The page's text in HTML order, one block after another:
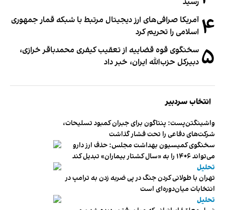
۴ آمریکا صرافی‌های ارز دیجیتال مرتبط با شبکه قمار جمهوری
اسلامی را تحریم کرد
۵ سخنگوی قوه قضاییه از تعقیب کیفری محمدباقر خرازی،
دبیر‌کل حزب‌الله ایران، خبر داد
انتخاب سردبیر
واشینگتن‌پست: پنتاگون برای جبران کمبود تسلیحات،
شرکت‌های دفاعی را تحت فشار گذاشت
سخنگوی کمیسیون بهداشت مجلس: حذف ارز دارو
می‌تواند ۱۴۰۶ را به «سال کشتار بیماران» تبدیل کند
تحلیل
تهران با طولانی کردن جنگ در پی ضربه زدن به ترامپ در
انتخابات میان‌دوره‌ای است
تحلیل